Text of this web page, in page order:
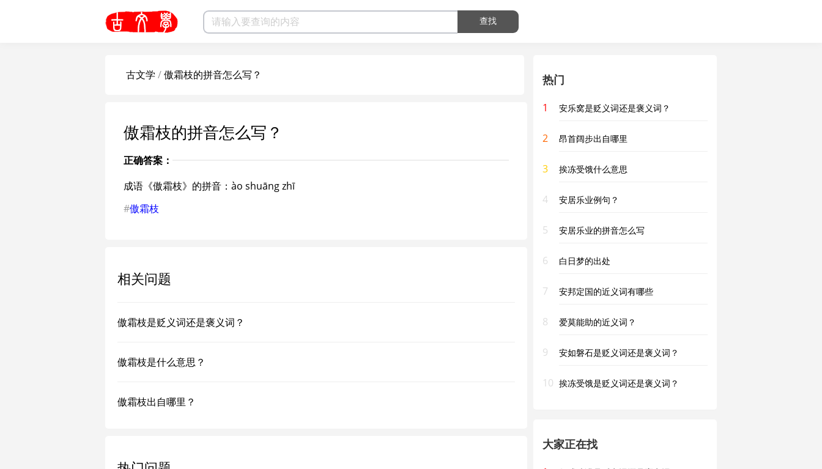
查找
古文学 /傲霜枝的拼音怎么写？
傲霜枝的拼音怎么写？
正确答案：
成语《傲霜枝》的拼音：ào shuāng zhī
#傲霜枝
相关问题
傲霜枝是贬义词还是褒义词？
傲霜枝是什么意思？
傲霜枝出自哪里？
热门
1 安乐窝是贬义词还是褒义词？
2 昂首阔步出自哪里
3 挨冻受饿什么意思
4 安居乐业例句？
5 安居乐业的拼音怎么写
6 白日梦的出处
7 安邦定国的近义词有哪些
8 爱莫能助的近义词？
9 安如磐石是贬义词还是褒义词？
10 挨冻受饿是贬义词还是褒义词？
大家正在找